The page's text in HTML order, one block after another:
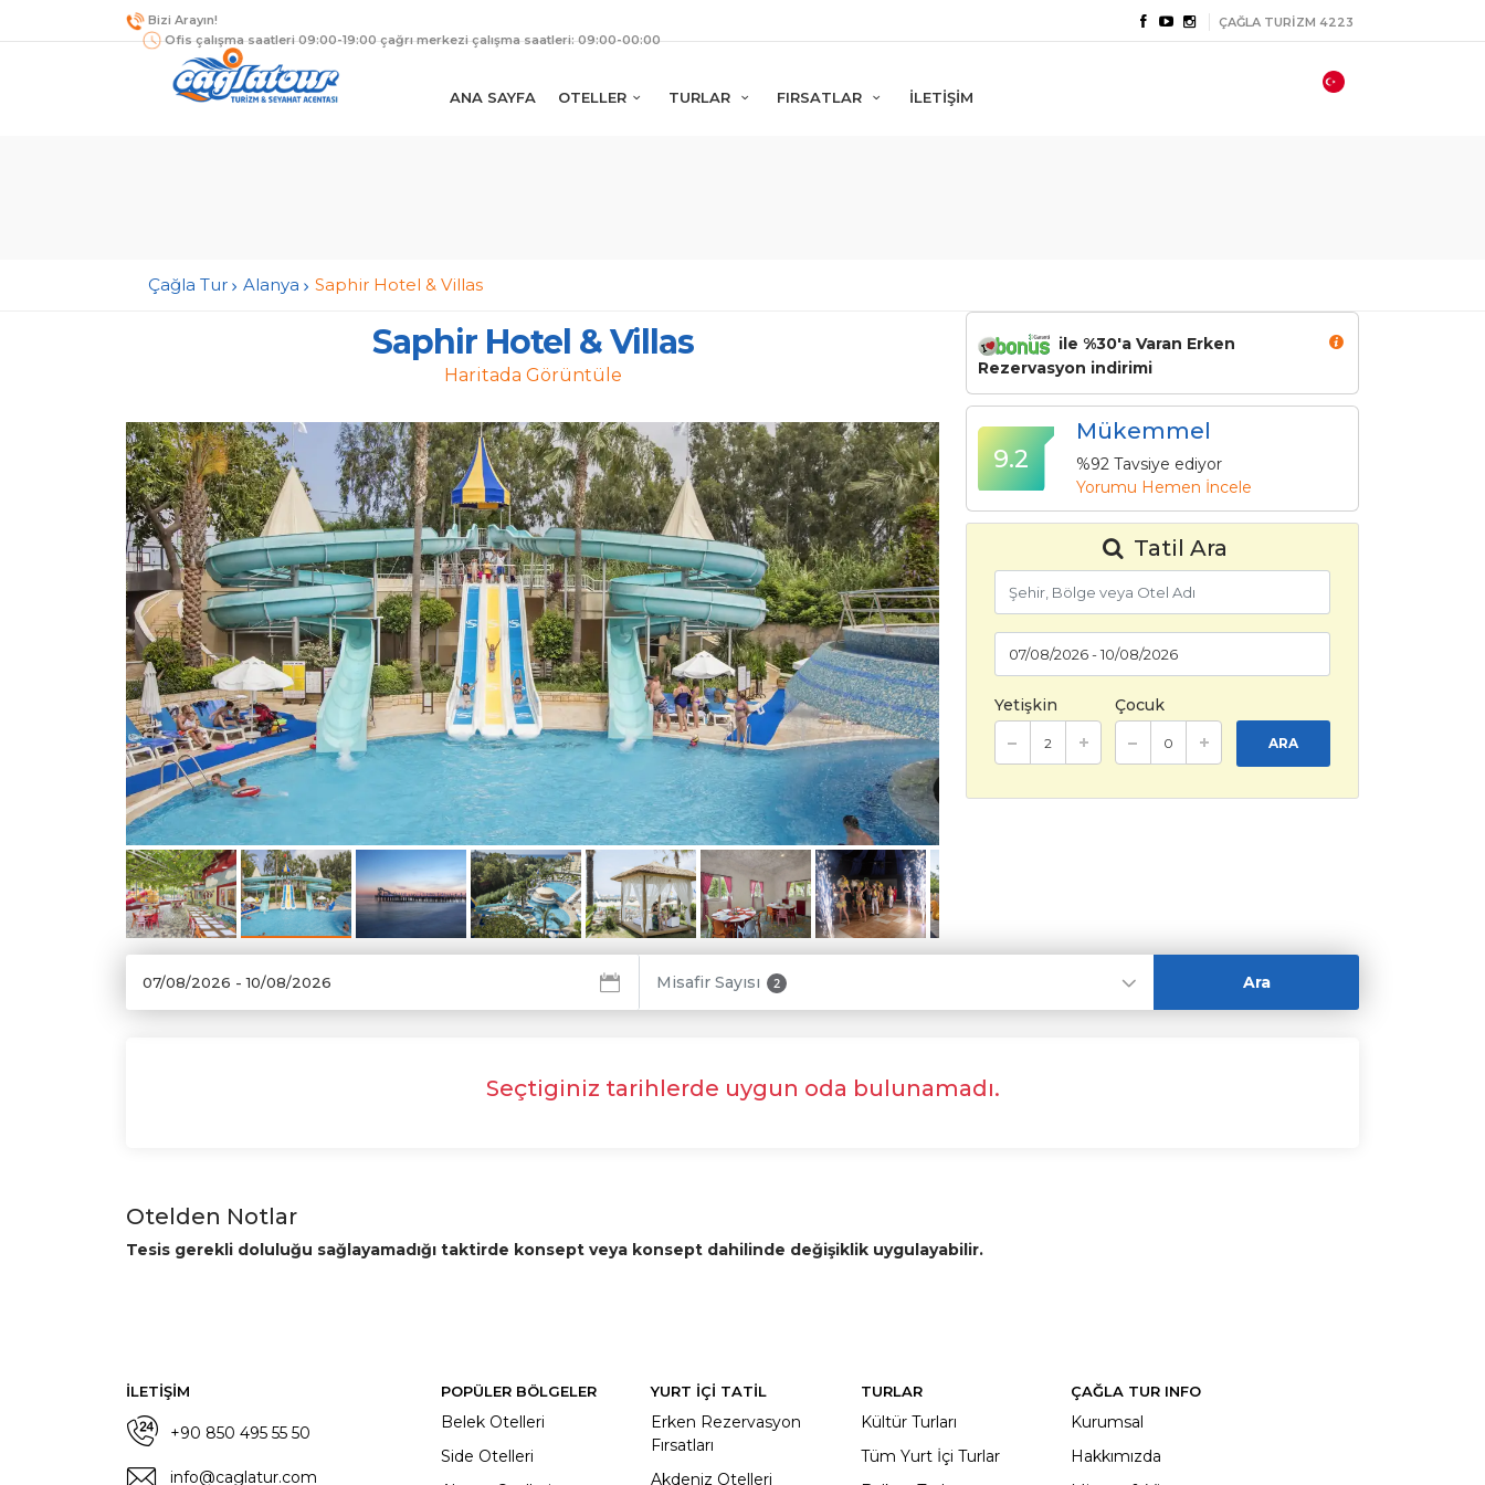
Bizi Arayın!
Ofis çalışma saatleri 09:00-19:00 çağrı merkezi çalışma saatleri: 09:00-00:00
ÇAĞLA TURİZM 4223
ANA SAYFA OTELLER TURLAR FIRSATLAR İLETİŞİM
Çağla Tur Alanya Saphir Hotel & Villas
Saphir Hotel & Villas
Haritada Görüntüle
ile %30'a Varan Erken
Rezervasyon indirimi
9.2
Mükemmel
%92 Tavsiye ediyor
Yorumu Hemen İncele
Tatil Ara
Yetişkin Çocuk
ARA
Misafir Sayısı 2
Seçtiginiz tarihlerde uygun oda bulunamadı.
Otelden Notlar
Tesis gerekli doluluğu sağlayamadığı taktirde konsept veya konsept dahilinde değişiklik uygulayabilir.
İLETİŞİM
+90 850 495 55 50
info@caglatur.com
POPÜLER BÖLGELER
Belek Otelleri
Side Otelleri
YURT İÇİ TATİL
Erken Rezervasyon
Fırsatları
Akdeniz Otelleri
TURLAR
Kültür Turları
Tüm Yurt İçi Turlar
ÇAĞLA TUR INFO
Kurumsal
Hakkımızda